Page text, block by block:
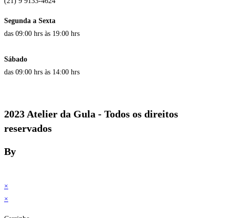
Segunda a Sexta
das 09:00 hrs às 19:00 hrs
Sábado
das 09:00 hrs às 14:00 hrs
2023 Atelier da Gula - Todos os direitos
reservados
By
×
×